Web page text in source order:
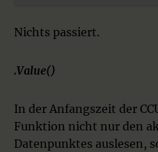
Nichts passiert.
.Value()
In der Anfangszeit der
Funktion nicht nur den
Datenpunktes auslesen,